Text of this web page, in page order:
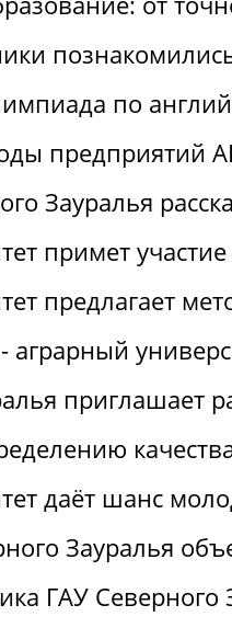
по
предприятий
Зауралья
примет
предлагает
приглашает
даёт шанс
Зауралья
ГАУ Северного